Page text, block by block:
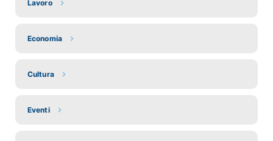
Lavoro
Economia
Cultura
Eventi